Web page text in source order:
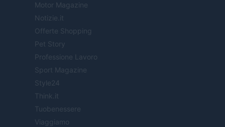
Motor Magazine
Notizie.it
Offerte Shopping
Pet Story
Professione Lavoro
Sport Magazine
Style24
Think.it
Tuobenessere
Viaggiamo